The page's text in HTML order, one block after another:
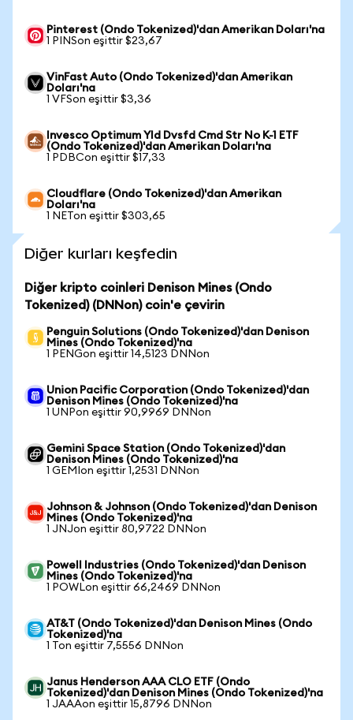
Pinterest (Ondo Tokenized)'dan Amerikan Doları'na
1 PINSon eşittir $23,67
VinFast Auto (Ondo Tokenized)'dan Amerikan
Doları'na
1 VFSon eşittir $3,36
Invesco Optimum Yld Dvsfd Cmd Str No K-1 ETF
(Ondo Tokenized)'dan Amerikan Doları'na
1 PDBCon eşittir $17,33
Cloudflare (Ondo Tokenized)'dan Amerikan
Doları'na
1 NETon eşittir $303,65
Diğer kurları keşfedin
Diğer kripto coinleri Denison Mines (Ondo
Tokenized) (DNNon) coin'e çevirin
Penguin Solutions (Ondo Tokenized)'dan Denison
Mines (Ondo Tokenized)'na
1 PENGon eşittir 14,5123 DNNon
Union Pacific Corporation (Ondo Tokenized)'dan
Denison Mines (Ondo Tokenized)'na
1 UNPon eşittir 90,9969 DNNon
Gemini Space Station (Ondo Tokenized)'dan
Denison Mines (Ondo Tokenized)'na
1 GEMIon eşittir 1,2531 DNNon
Johnson & Johnson (Ondo Tokenized)'dan Denison
Mines (Ondo Tokenized)'na
1 JNJon eşittir 80,9722 DNNon
Powell Industries (Ondo Tokenized)'dan Denison
Mines (Ondo Tokenized)'na
1 POWLon eşittir 66,2469 DNNon
AT&T (Ondo Tokenized)'dan Denison Mines (Ondo
Tokenized)'na
1 Ton eşittir 7,5556 DNNon
Janus Henderson AAA CLO ETF (Ondo
Tokenized)'dan Denison Mines (Ondo Tokenized)'na
1 JAAAon eşittir 15,8796 DNNon